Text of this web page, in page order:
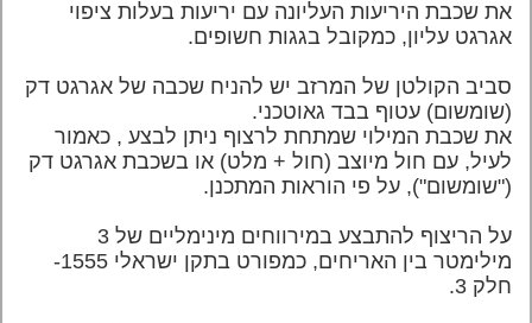
את שכבת היריעות העליונה עם יריעות בעלות ציפוי
אגרגט עליון, כמקובל בגגות חשופים.
סביב הקולטן של המרזב יש להניח שכבה של אגרגט דק
(שומשום) עטוף בבד גאוטכני.
את שכבת המילוי שמתחת לרצוף ניתן לבצע , כאמור
לעיל, עם חול מיוצב (חול + מלט) או בשכבת אגרגט דק
("שומשום"), על פי הוראות המתכנן.
על הריצוף להתבצע במירווחים מינימליים של 3
מילימטר בין האריחים, כמפורט בתקן ישראלי 1555-
חלק 3.